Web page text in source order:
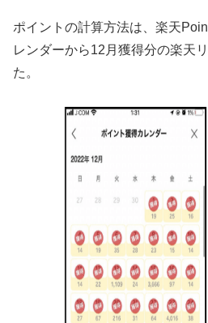
ポイントの計算方法は、楽天
レンダーから12月獲得分の楽天
た。